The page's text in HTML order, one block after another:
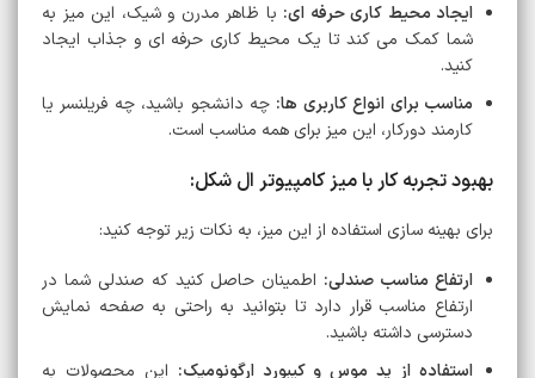
ایجاد محیط کاری حرفه ای: با ظاهر مدرن و شیک، این میز به
شما کمک می کند تا یک محیط کاری حرفه ای و جذاب ایجاد
کنید.
مناسب برای انواع کاربری ها: چه دانشجو باشید، چه فریلنسر یا
کارمند دورکار، این میز برای همه مناسب است.
بهبود تجربه کار با میز کامپیوتر ال شکل:
برای بهینه سازی استفاده از این میز، به نکات زیر توجه کنید:
ارتفاع مناسب صندلی: اطمینان حاصل کنید که صندلی شما در
ارتفاع مناسب قرار دارد تا بتوانید به راحتی به صفحه نمایش
دسترسی داشته باشید.
استفاده از پد موس و کیبورد ارگونومیک: این محصولات به